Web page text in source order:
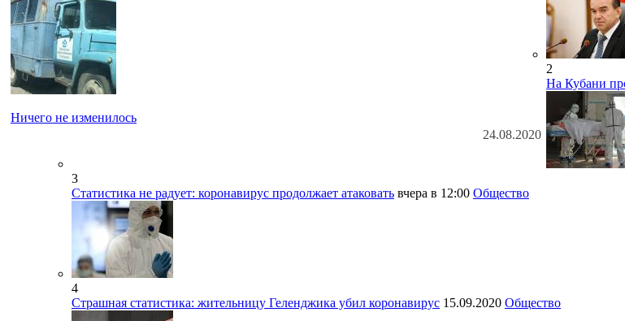
Ничего не изменилось
24.08.2020
2
На Кубани
3
Статистика не радует: коронавирус продолжает атаковать вчера в 12:00 Общество
4
Страшная статистика: жительницу Геленджика убил коронавирус 15.09.2020 Общество